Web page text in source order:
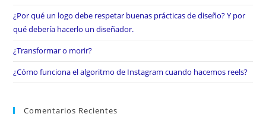
¿Por qué un logo debe respetar buenas prácticas de diseño? Y por
qué debería hacerlo un diseñador.
¿Transformar o morir?
¿Cómo funciona el algoritmo de Instagram cuando hacemos reels?
Comentarios Recientes